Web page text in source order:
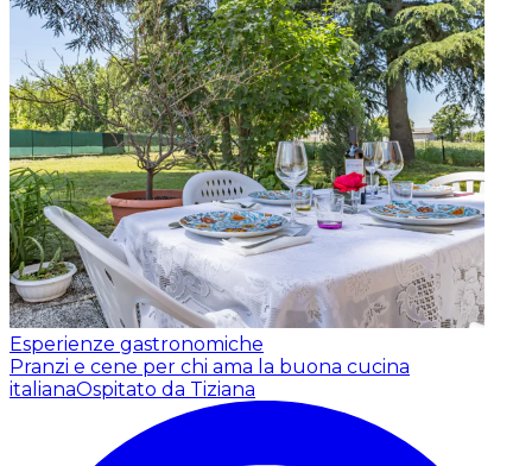
Esperienze gastronomiche
Pranzi e cene per chi ama la buona cucina
italianaOspitato da Tiziana